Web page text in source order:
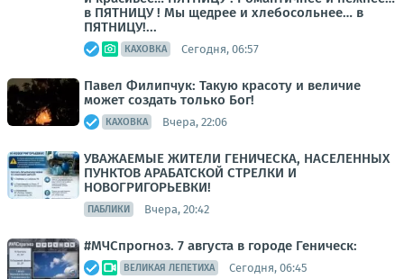
в ПЯТНИЦУ ! Мы щедрее и хлебосольнее… в
ПЯТНИЦУ!...
КАХОВКА Сегодня, 06:57
Павел Филипчук: Такую красоту и величие
может создать только Бог!
КАХОВКА Вчера, 22:06
УВАЖАЕМЫЕ ЖИТЕЛИ ГЕНИЧЕСКА, НАСЕЛЕННЫХ
ПУНКТОВ АРАБАТСКОЙ СТРЕЛКИ И
НОВОГРИГОРЬЕВКИ!
ПАБЛИКИ Вчера, 20:42
#МЧСпрогноз. 7 августа в городе Геническ:
ВЕЛИКАЯ ЛЕПЕТИХА Сегодня, 06:45